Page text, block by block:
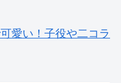
愛い！子役や二コラ